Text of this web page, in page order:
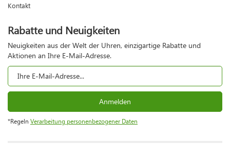
Kontakt
Rabatte und Neuigkeiten
Neuigkeiten aus der Welt der Uhren, einzigartige Rabatte und
Aktionen an Ihre E-Mail-Adresse.
Anmelden
*Regeln Verarbeitung personenbezogener Daten